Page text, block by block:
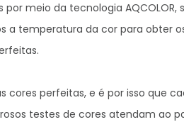
meio da tecnologia
a temperatura da cor para obter
perfeitas, e é por isso que
testes de cores atendam ao